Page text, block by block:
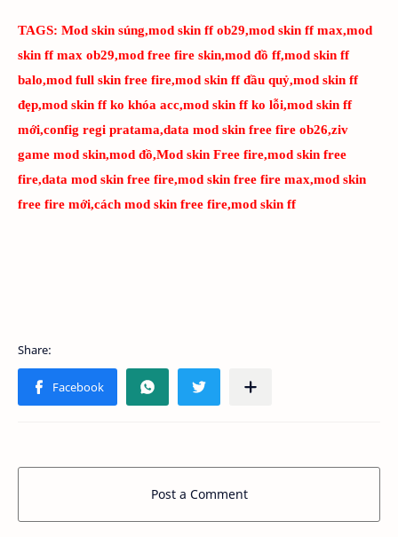
TAGS: Mod skin súng,mod skin ff ob29,mod skin ff max,mod
skin ff max ob29,mod free fire skin,mod đồ ff,mod skin ff
balo,mod full skin free fire,mod skin ff đầu quỷ,mod skin ff
đẹp,mod skin ff ko khóa acc,mod skin ff ko lỗi,mod skin ff
mới,config regi pratama,data mod skin free fire ob26,ziv
game mod skin,mod đồ,Mod skin Free fire,mod skin free
fire,data mod skin free fire,mod skin free fire max,mod skin
free fire mới,cách mod skin free fire,mod skin ff
Post a Comment